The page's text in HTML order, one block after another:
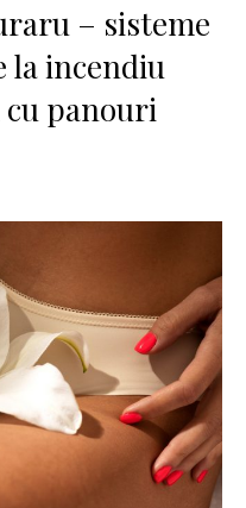
– sisteme
la incendiu
panouri